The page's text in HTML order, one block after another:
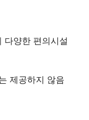
다양한 편의시설
제공하지 않음